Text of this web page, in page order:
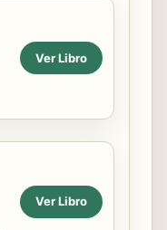
Ver Libro
Ver Libro